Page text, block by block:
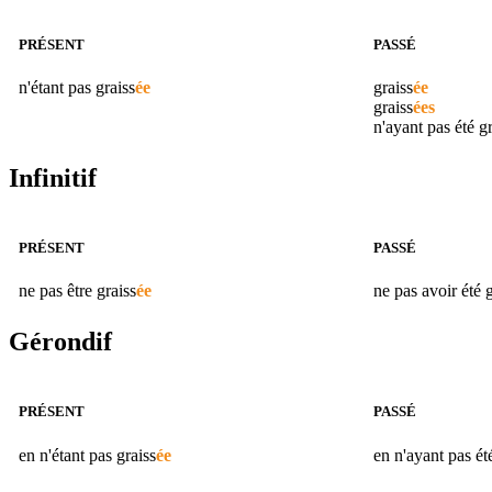
PRÉSENT
n'étant pas graissée
PASSÉ
graissée
graissées
n'ayant pas été
Infinitif
PRÉSENT
ne pas être graissée
PASSÉ
ne pas avoir été
Gérondif
PRÉSENT
en n'étant pas graissée
PASSÉ
en n'ayant pas